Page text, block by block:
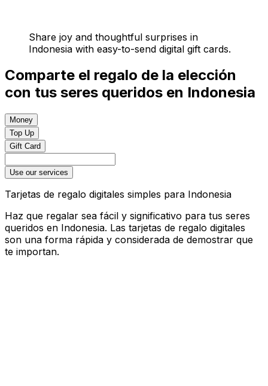
Share joy and thoughtful surprises in
Indonesia with easy-to-send digital gift cards.
Comparte el regalo de la elección
con tus seres queridos en Indonesia
Money
Top Up
Gift Card
Use our services
Tarjetas de regalo digitales simples para Indonesia
Haz que regalar sea fácil y significativo para tus seres
queridos en Indonesia. Las tarjetas de regalo digitales
son una forma rápida y considerada de demostrar que
te importan.